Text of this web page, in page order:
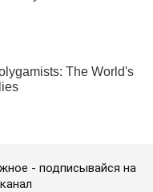
- подписывайся на